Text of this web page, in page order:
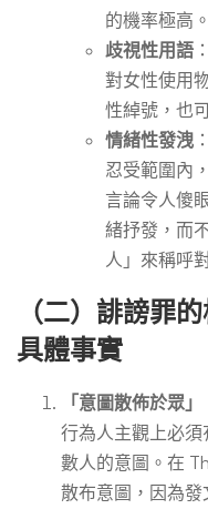
的機率極高。
歧視性用語
對女性使用
性綽號，也
情緒性發洩
忍受範圍內
言論令人傻
緒抒發，而
人」來稱呼
（二）誹謗罪
具體事實
「意圖散佈於眾」
行為人主觀上必
數人的意圖。在
散布意圖，因為